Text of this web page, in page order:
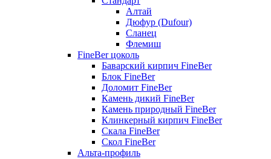
Алтай
Дюфур (Dufour)
Сланец
Флемиш
FineBer цоколь
Баварский кирпич FineBer
Блок FineBer
Доломит FineBer
Камень дикий FineBer
Камень природный FineBer
Клинкерный кирпич FineBer
Скала FineBer
Скол FineBer
Альта-профиль